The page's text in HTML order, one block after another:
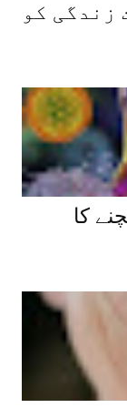
زندگی کو
کا